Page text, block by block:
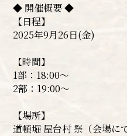
◆ 開催概要 ◆
【日程】
2025年9月26日(金)
【時間】
1部：18:00～
2部：19:00～
【場所】
道頓堀 屋台村 祭（会場に